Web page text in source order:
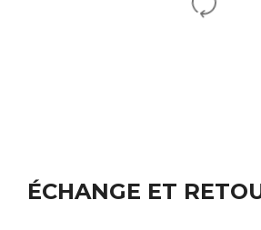
ÉCHANGE ET